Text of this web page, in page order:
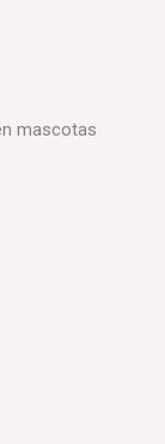
mascotas